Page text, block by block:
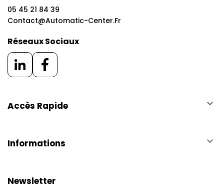
05 45 21 84 39
Contact@automatic-Center.fr
Réseaux Sociaux
Accès Rapide keyboard_arrow_down
Informations keyboard_arrow_down
Newsletter